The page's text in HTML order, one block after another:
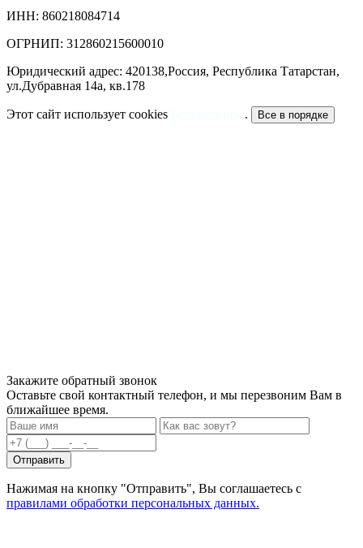
ИНН: 860218084714
ОГРНИП: 312860215600010
Юридический адрес: 420138,Россия, Республика Татарстан,
ул.Дубравная 14а, кв.178
Этот сайт использует cookies . Все в порядке
Закажите обратный звонок
Оставьте свой контактный телефон, и мы перезвоним Вам в
ближайшее время.
Нажимая на кнопку "Отправить", Вы соглашаетесь с
правилами обработки персональных данных.